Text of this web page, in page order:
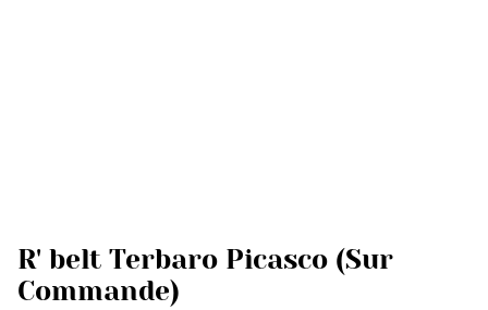
R' belt Terbaro Picasco (Sur
Commande)